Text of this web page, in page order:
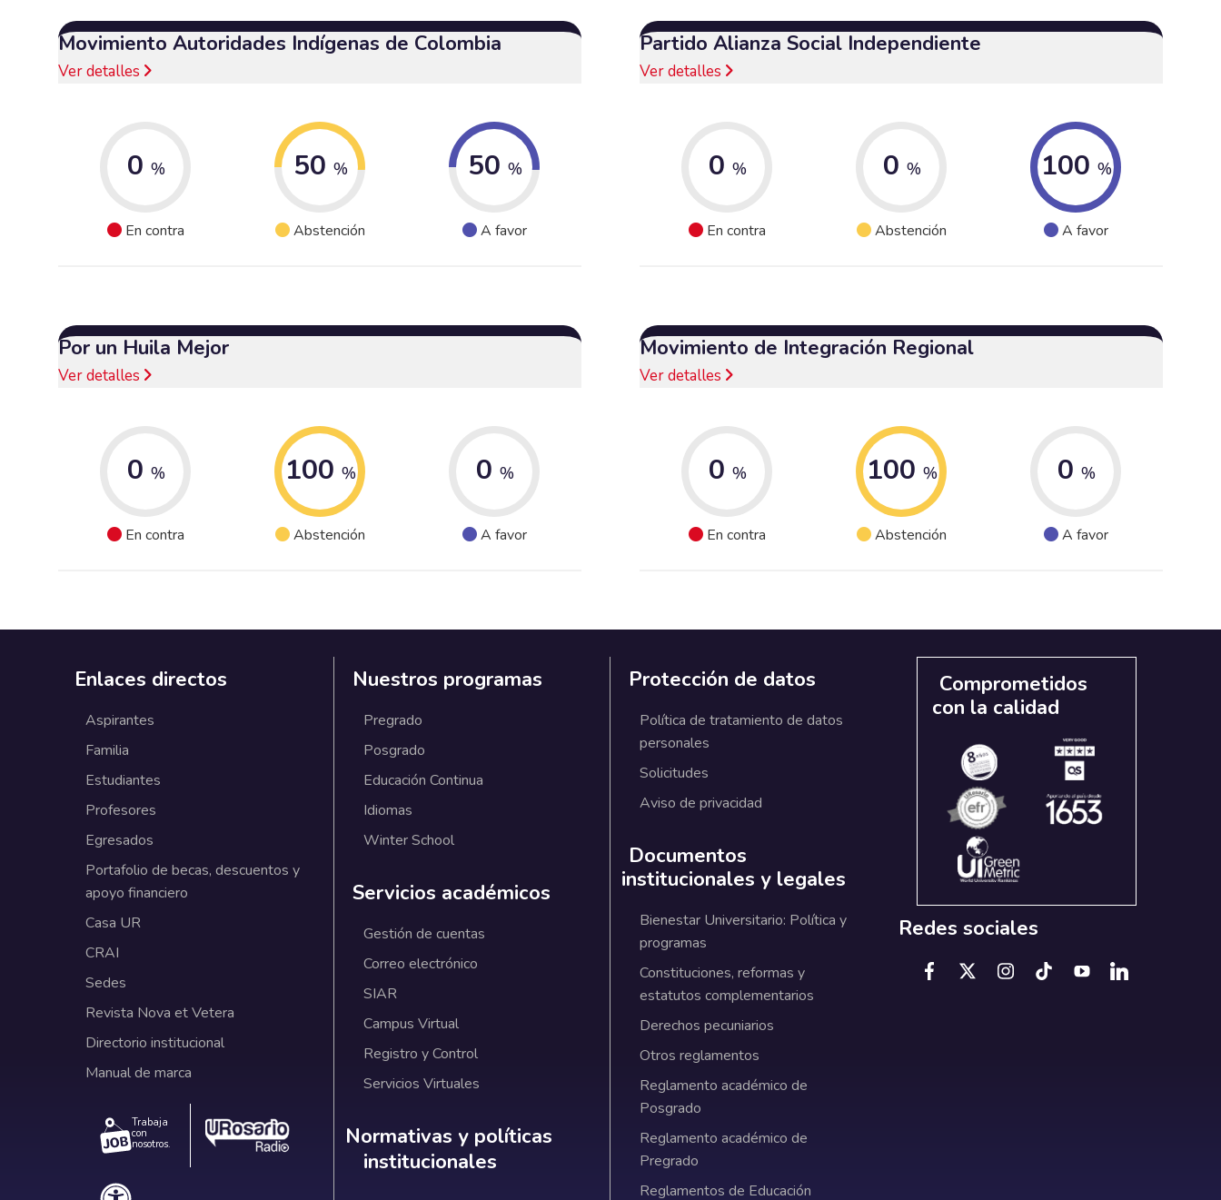
Movimiento Autoridades Indígenas de Colombia
Ver detalles
0 %
En contra
50 %
Abstención
50 %
A favor
Partido Alianza Social Independiente
Ver detalles
0 %
En contra
0 %
Abstención
100 %
A favor
Por un Huila Mejor
Ver detalles
0 %
En contra
100 %
Abstención
0 %
A favor
Movimiento de Integración Regional
Ver detalles
0 %
En contra
100 %
Abstención
0 %
A favor
Enlaces directos
Aspirantes
Familia
Estudiantes
Profesores
Egresados
Portafolio de becas, descuentos y
apoyo financiero
Casa UR
CRAI
Sedes
Revista Nova et Vetera
Directorio institucional
Manual de marca
Trabaja
con
nosotros.
Nuestros programas
Pregrado
Posgrado
Educación Continua
Idiomas
Winter School
Servicios académicos
Gestión de cuentas
Correo electrónico
SIAR
Campus Virtual
Registro y Control
Servicios Virtuales
Normativas y políticas institucionales
Normativas y políticas
institucionales
Protección de datos
Política de tratamiento de datos
personales
Solicitudes
Aviso de privacidad
Documentos
institucionales y legales
Bienestar Universitario: Política y
programas
Constituciones, reformas y
estatutos complementarios
Derechos pecuniarios
Otros reglamentos
Reglamento académico de
Posgrado
Reglamento académico de
Pregrado
Reglamentos de Educación
Comprometidos
con la calidad
Redes sociales